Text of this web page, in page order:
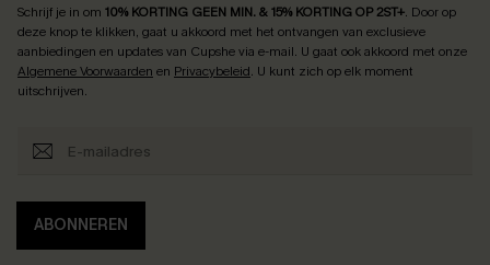
Schrijf je in om 10% KORTING GEEN MIN. & 15% KORTING OP 2ST+. Door op
deze knop te klikken, gaat u akkoord met het ontvangen van exclusieve
aanbiedingen en updates van Cupshe via e-mail. U gaat ook akkoord met onze
Algemene Voorwaarden en Privacybeleid. U kunt zich op elk moment
uitschrijven.
ABONNEREN